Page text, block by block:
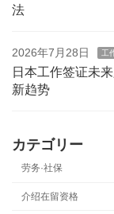
法
2026年7月28日 工
日本工作签证未
新趋势
カテゴリー
劳务·社保
介绍在留资格